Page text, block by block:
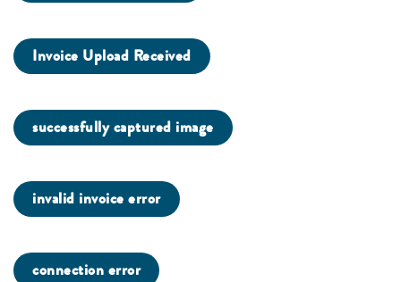
Invoice Upload Received
successfully captured image
invalid invoice error
connection error